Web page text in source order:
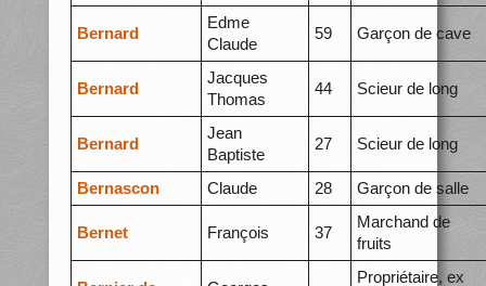
Bernard
Edme
Claude
59 Garçon de cave
Bernard
Jacques
Thomas
44 Scieur de long
Bernard
Jean
Baptiste
27 Scieur de long
Bernascon Claude 28 Garçon de salle
Bernet François 37
Marchand de
fruits
Propriétaire, ex